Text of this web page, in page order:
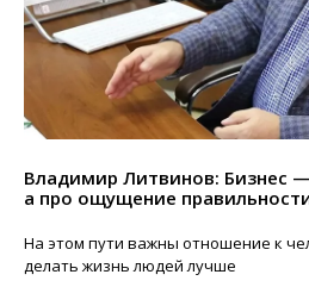
Владимир Литвинов: Бизнес
а про ощущение
На этом пути важны отношение к
делать жизнь людей лучше